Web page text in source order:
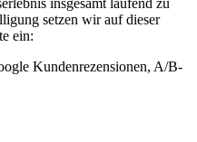
insgesamt laufend zu
setzen wir auf dieser
ein:
Kundenrezensionen, A/B-